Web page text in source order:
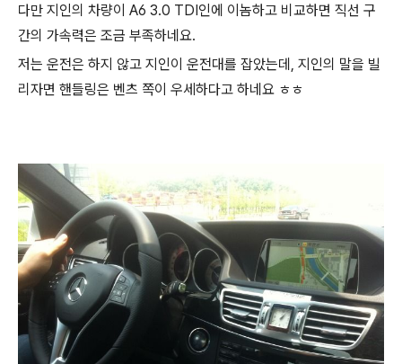
다만 지인의 차량이 A6 3.0 TDI인에 이놈하고 비교하면 직선 구
간의 가속력은 조금 부족하네요.
저는 운전은 하지 않고 지인이 운전대를 잡았는데, 지인의 말을 빌
리자면 핸들링은 벤츠 쪽이 우세하다고 하네요 ㅎㅎ